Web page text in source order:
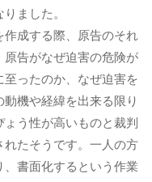
ました。
成する際、原告のそれ
原告がなぜ迫害の危険が
ったのか、なぜ迫害を
機や経緯を出来る限り
う性が高いものと裁判
たそうです。一人の方
書面化するという作業